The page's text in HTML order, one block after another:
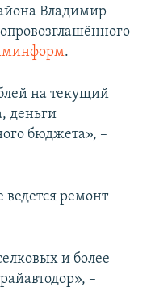
Владимир
.
на текущий
деньги
бюджета», –
ведется ремонт
и более
–